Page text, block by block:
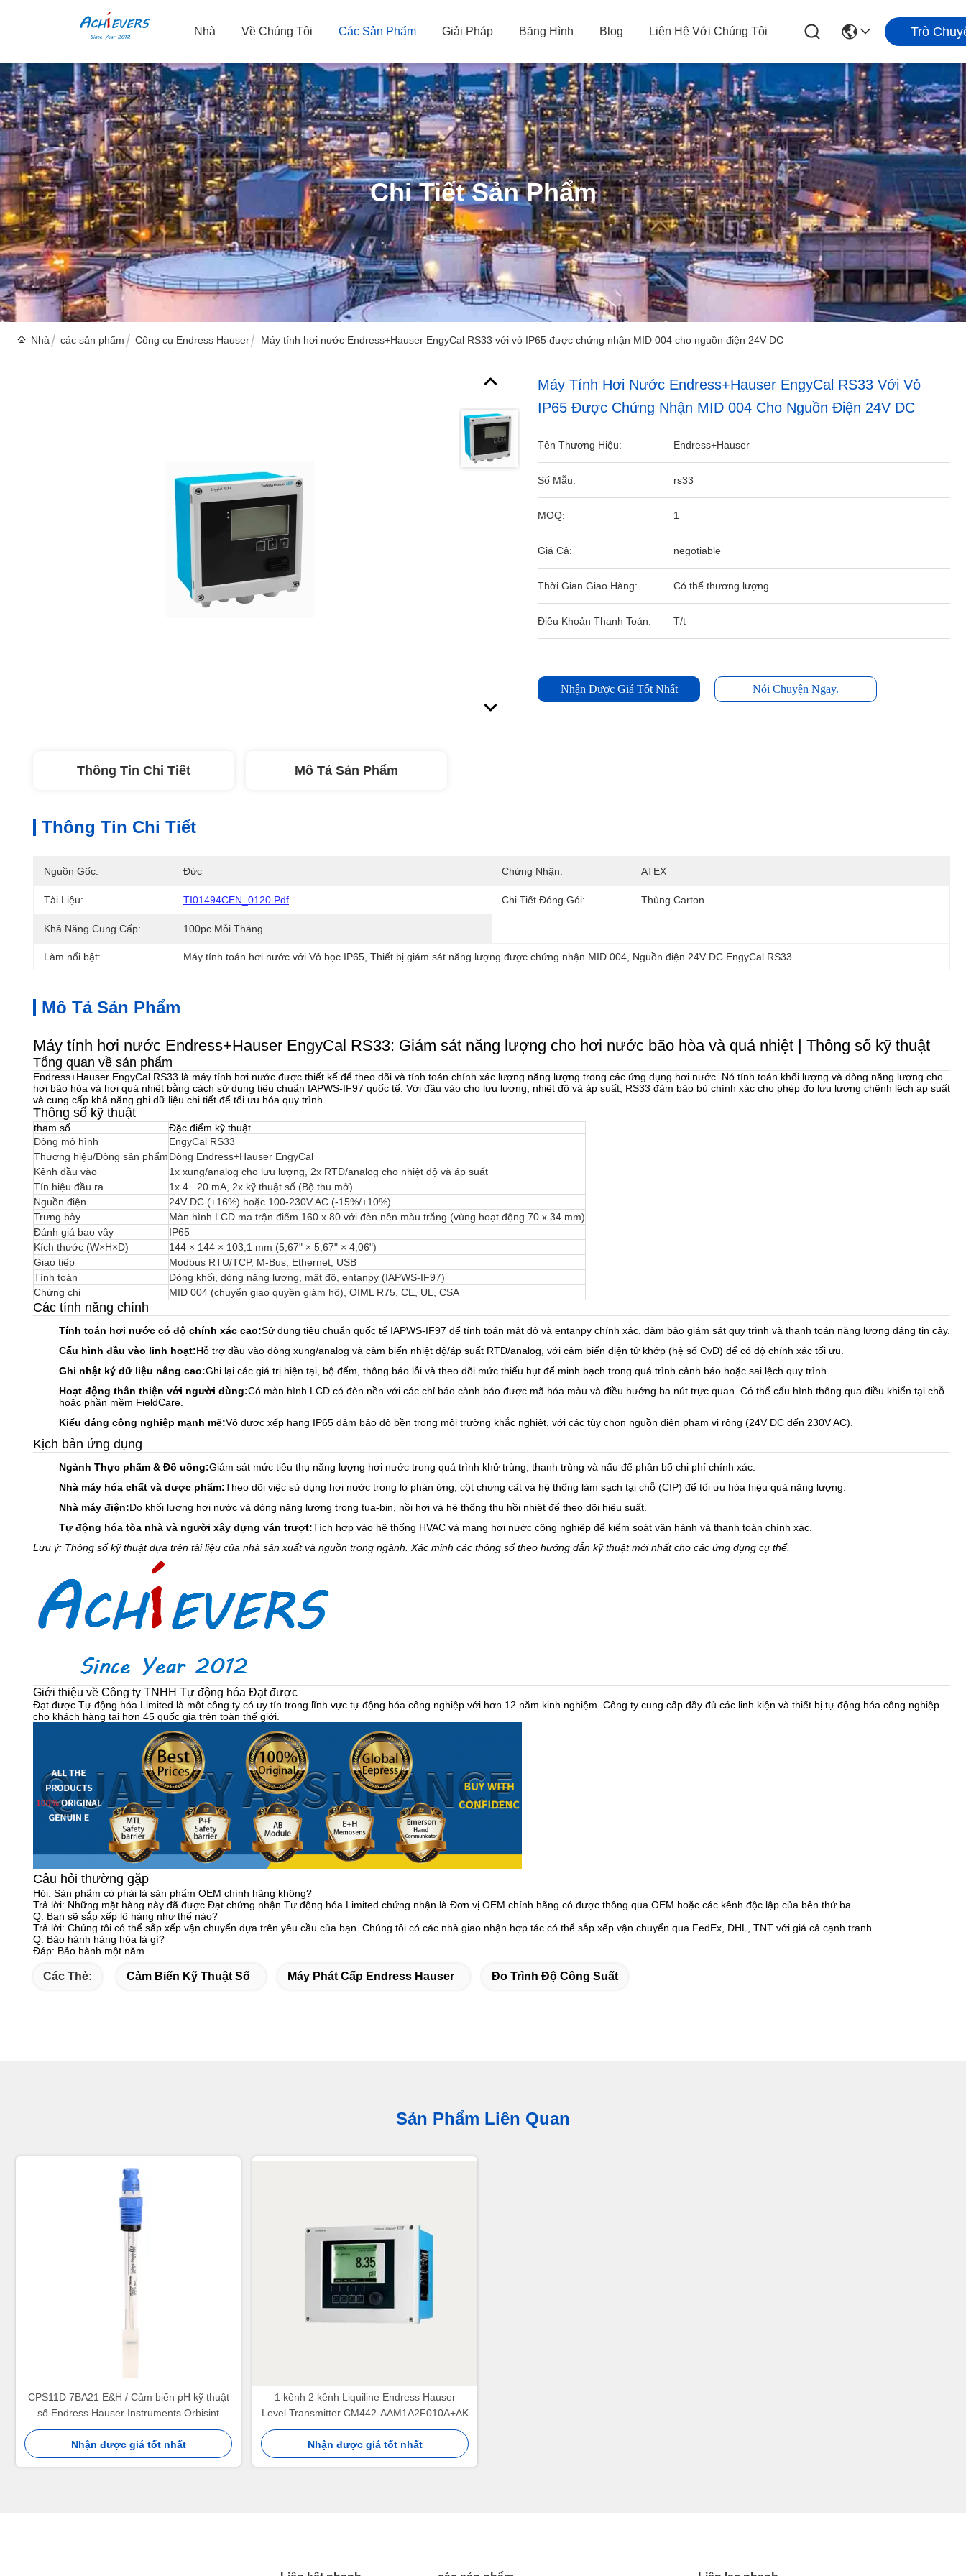
Nhà Về Chúng Tôi Các Sản Phẩm Giải Pháp Băng Hình Blog Liên Hệ Với Chúng Tôi Trò
Chi Tiết Sản Phẩm
Nhà các sản phẩm Công cụ Endress Hauser Máy tính hơi nước Endress+Hauser EngyCal RS33 với vỏ IP65 được chứng nhận MID 004 cho nguồn điện 24V DC
Máy Tính Hơi Nước Endress+Hauser EngyCal RS33 Với Vỏ
IP65 Được Chứng Nhận MID 004 Cho Nguồn Điện 24V DC
Tên Thương Hiệu: Endress+Hauser
Số Mẫu: rs33
MOQ: 1
Giá Cả: negotiable
Thời Gian Giao Hàng: Có thể thương lượng
Điều Khoản Thanh Toán: T/t
Nhận Được Giá Tốt Nhất Nói Chuyện Ngay.
Thông Tin Chi Tiết Mô Tả Sản Phẩm
Thông Tin Chi Tiết
Nguồn Gốc: Đức Chứng Nhận: ATEX
Tài Liệu: TI01494CEN_0120.pdf Chi Tiết Đóng Gói: Thùng Carton
Khả Năng Cung Cấp: 100pc Mỗi Tháng
Làm nổi bật: Máy tính toán hơi nước với Vỏ bọc IP65 Thiết bị giám sát năng lượng được chứng nhận MID 004 Nguồn điện 24V DC EngyCal RS33
Mô Tả Sản Phẩm
Máy tính hơi nước Endress+Hauser EngyCal RS33: Giám sát năng lượng cho hơi nước bão hòa và quá nhiệt | Thông số kỹ thuật
Tổng quan về sản phẩm
Endress+Hauser EngyCal RS33 là máy tính hơi nước được thiết kế để theo dõi và tính toán chính xác lượng năng lượng trong các ứng dụng hơi nước. Nó tính toán khối lượng và dòng năng lượng cho
hơi bão hòa và hơi quá nhiệt bằng cách sử dụng tiêu chuẩn IAPWS-IF97 quốc tế. Với đầu vào cho lưu lượng, nhiệt độ và áp suất, RS33 đảm bảo bù chính xác cho phép đo lưu lượng chênh lệch áp suất
và cung cấp khả năng ghi dữ liệu chi tiết để tối ưu hóa quy trình.
Thông số kỹ thuật
tham số
Đặc điểm kỹ thuật
Dòng mô hình
EngyCal RS33
Thương hiệu/Dòng sản phẩmDòng Endress+Hauser EngyCal
Kênh đầu vào
1x xung/analog cho lưu lượng, 2x RTD/analog cho nhiệt độ và áp suất
Tín hiệu đầu ra
1x 4...20 mA, 2x kỹ thuật số (Bộ thu mở)
Nguồn điện
24V DC (±16%) hoặc 100-230V AC (-15%/+10%)
Trưng bày
Màn hình LCD ma trận điểm 160 x 80 với đèn nền màu trắng (vùng hoạt động 70 x 34 mm)
Đánh giá bao vây
IP65
Kích thước (W×H×D)
144 × 144 × 103,1 mm (5,67" × 5,67" × 4,06")
Giao tiếp
Modbus RTU/TCP, M-Bus, Ethernet, USB
Tính toán
Dòng khối, dòng năng lượng, mật độ, entanpy (IAPWS-IF97)
Chứng chỉ
MID 004 (chuyển giao quyền giám hộ), OIML R75, CE, UL, CSA
Các tính năng chính
Tính toán hơi nước có độ chính xác cao:Sử dụng tiêu chuẩn quốc tế IAPWS-IF97 để tính toán mật độ và entanpy chính xác, đảm bảo giám sát quy trình và thanh toán năng lượng đáng tin cậy.
Cấu hình đầu vào linh hoạt:Hỗ trợ đầu vào dòng xung/analog và cảm biến nhiệt độ/áp suất RTD/analog, với cảm biến điện tử khớp (hệ số CvD) để có độ chính xác tối ưu.
Ghi nhật ký dữ liệu nâng cao:Ghi lại các giá trị hiện tại, bộ đếm, thông báo lỗi và theo dõi mức thiếu hụt để minh bạch trong quá trình cảnh báo hoặc sai lệch quy trình.
Hoạt động thân thiện với người dùng:Có màn hình LCD có đèn nền với các chỉ báo cảnh báo được mã hóa màu và điều hướng ba nút trực quan. Có thể cấu hình thông qua điều khiển tại chỗ
hoặc phần mềm FieldCare.
Kiểu dáng công nghiệp mạnh mẽ:Vỏ được xếp hạng IP65 đảm bảo độ bền trong môi trường khắc nghiệt, với các tùy chọn nguồn điện phạm vi rộng (24V DC đến 230V AC).
Kịch bản ứng dụng
Ngành Thực phẩm & Đồ uống:Giám sát mức tiêu thụ năng lượng hơi nước trong quá trình khử trùng, thanh trùng và nấu để phân bổ chi phí chính xác.
Nhà máy hóa chất và dược phẩm:Theo dõi việc sử dụng hơi nước trong lò phản ứng, cột chưng cất và hệ thống làm sạch tại chỗ (CIP) để tối ưu hóa hiệu quả năng lượng.
Nhà máy điện:Đo khối lượng hơi nước và dòng năng lượng trong tua-bin, nồi hơi và hệ thống thu hồi nhiệt để theo dõi hiệu suất.
Tự động hóa tòa nhà và người xây dựng ván trượt:Tích hợp vào hệ thống HVAC và mạng hơi nước công nghiệp để kiểm soát vận hành và thanh toán chính xác.
Lưu ý: Thông số kỹ thuật dựa trên tài liệu của nhà sản xuất và nguồn trong ngành. Xác minh các thông số theo hướng dẫn kỹ thuật mới nhất cho các ứng dụng cụ thể.
Giới thiệu về Công ty TNHH Tự động hóa Đạt được
Đạt được Tự động hóa Limited là một công ty có uy tín trong lĩnh vực tự động hóa công nghiệp với hơn 12 năm kinh nghiệm. Công ty cung cấp đầy đủ các linh kiện và thiết bị tự động hóa công nghiệp
cho khách hàng tại hơn 45 quốc gia trên toàn thế giới.
Câu hỏi thường gặp
Hỏi: Sản phẩm có phải là sản phẩm OEM chính hãng không?
Trả lời: Những mặt hàng này đã được Đạt chứng nhận Tự động hóa Limited chứng nhận là Đơn vị OEM chính hãng có được thông qua OEM hoặc các kênh độc lập của bên thứ ba.
Q: Bạn sẽ sắp xếp lô hàng như thế nào?
Trả lời: Chúng tôi có thể sắp xếp vận chuyển dựa trên yêu cầu của bạn. Chúng tôi có các nhà giao nhận hợp tác có thể sắp xếp vận chuyển qua FedEx, DHL, TNT với giá cả cạnh tranh.
Q: Bảo hành hàng hóa là gì?
Đáp: Bảo hành một năm.
Các Thẻ: Cảm Biến Kỹ Thuật Số Máy Phát Cấp Endress Hauser Đo Trình Độ Công Suất
Sản Phẩm Liên Quan
CPS11D 7BA21 E&H / Cảm biến pH kỹ thuật
số Endress Hauser Instruments Orbisint
12mm bằng thủy tinh PTFE
Nhận được giá tốt nhất
1 kênh 2 kênh Liquiline Endress Hauser
Level Transmitter CM442-AAM1A2F010A+AK
Nhận được giá tốt nhất